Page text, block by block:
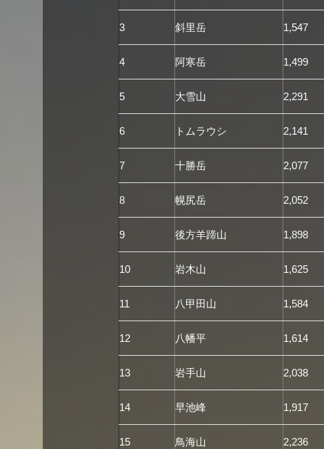
3 斜里岳 1,547
4 阿寒岳 1,499
5 大雪山 2,291
6 トムラウシ 2,141
7 十勝岳 2,077
8 幌尻岳 2,052
9 後方羊蹄山 1,898
10 岩木山 1,625
11 八甲田山 1,584
12 八幡平 1,614
13 岩手山 2,038
14 早池峰 1,917
15 鳥海山 2,236